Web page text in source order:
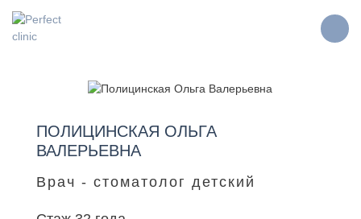
ПОЛИЦИНСКАЯ ОЛЬГА
ВАЛЕРЬЕВНА
Врач - стоматолог детский